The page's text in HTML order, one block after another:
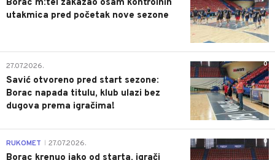
Borac m:tel zakazao osam kontrolnih
utakmica pred početak nove sezone
0
27.07.2026.
Savić otvoreno pred start sezone:
Borac napada titulu, klub ulazi bez
dugova prema igračima!
0
RUKOMET 27.07.2026.